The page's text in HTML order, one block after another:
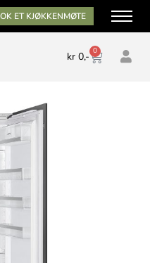
ET KJØKKENMØTE
kr0,- 0